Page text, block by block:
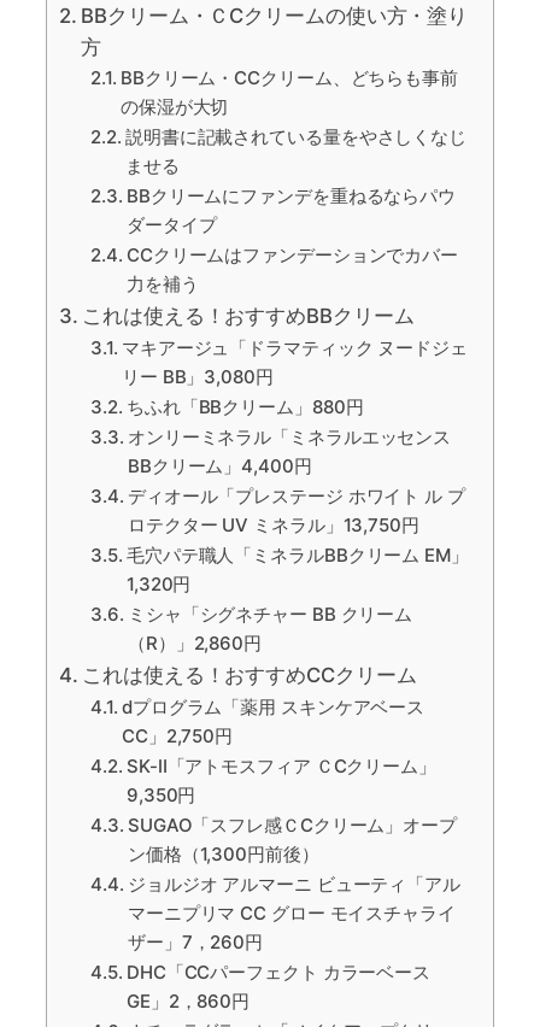
BBクリーム・ＣCクリームの使い方・塗り
方
BBクリーム・CCクリーム、どちらも事前
の保湿が大切
説明書に記載されている量をやさしくなじ
ませる
BBクリームにファンデを重ねるならパウ
ダータイプ
CCクリームはファンデーションでカバー
力を補う
これは使える！おすすめBBクリーム
マキアージュ「ドラマティック ヌードジェ
リー BB」3,080円
ちふれ「BBクリーム」880円
オンリーミネラル「ミネラルエッセンス
BBクリーム」4,400円
ディオール「プレステージ ホワイト ル プ
ロテクター UV ミネラル」13,750円
毛穴パテ職人「ミネラルBBクリーム EM」
1,320円
ミシャ「シグネチャー BB クリーム
（R）」2,860円
これは使える！おすすめCCクリーム
dプログラム「薬用 スキンケアベース
CC」2,750円
SK-Ⅱ「アトモスフィア ＣCクリーム」
9,350円
SUGAO「スフレ感ＣCクリーム」オープ
ン価格（1,300円前後）
ジョルジオ アルマーニ ビューティ「アル
マーニプリマ CC グロー モイスチャライ
ザー」7，260円
DHC「CCパーフェクト カラーベース
GE」2，860円